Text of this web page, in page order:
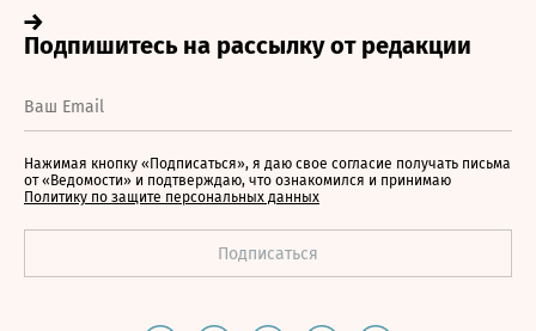
Нажимая кнопку «Подписаться», я даю свое согласие получать письма
от «Ведомости» и подтверждаю, что ознакомился и принимаю
Политику по защите персональных данных